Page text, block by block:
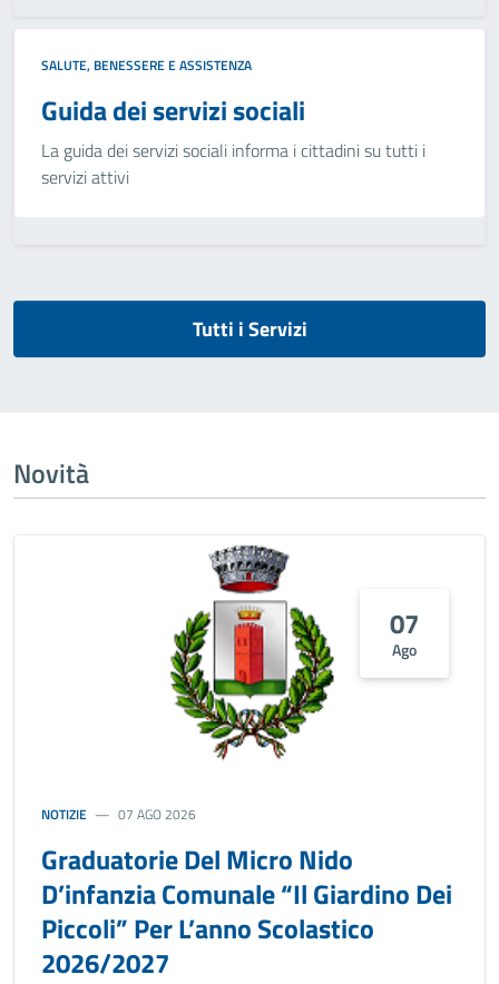
SALUTE, BENESSERE E ASSISTENZA
Guida dei servizi sociali
La guida dei servizi sociali informa i cittadini su tutti i
servizi attivi
Tutti i Servizi
Novità
07
Ago
NOTIZIE 07 AGO 2026
Graduatorie Del Micro Nido
D’infanzia Comunale “Il Giardino Dei
Piccoli” Per L’anno Scolastico
2026/2027